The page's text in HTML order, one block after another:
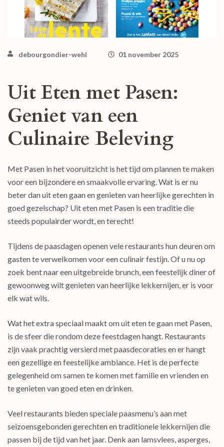
debourgondier-wehl 01 november 2025
Uit Eten met Pasen:
Geniet van een
Culinaire Beleving
Met Pasen in het vooruitzicht is het tijd om plannen te maken
voor een bijzondere en smaakvolle ervaring. Wat is er nu
beter dan uit eten gaan en genieten van heerlijke gerechten in
goed gezelschap? Uit eten met Pasen is een traditie die
steeds populairder wordt, en terecht!
Tijdens de paasdagen openen vele restaurants hun deuren om
gasten te verwelkomen voor een culinair festijn. Of u nu op
zoek bent naar een uitgebreide brunch, een feestelijk diner of
gewoonweg wilt genieten van heerlijke lekkernijen, er is voor
elk wat wils.
Wat het extra speciaal maakt om uit eten te gaan met Pasen,
is de sfeer die rondom deze feestdagen hangt. Restaurants
zijn vaak prachtig versierd met paasdecoraties en er hangt
een gezellige en feestelijke ambiance. Het is de perfecte
gelegenheid om samen te komen met familie en vrienden en
te genieten van goed eten en drinken.
Veel restaurants bieden speciale paasmenu’s aan met
seizoensgebonden gerechten en traditionele lekkernijen die
passen bij de tijd van het jaar. Denk aan lamsvlees, asperges,